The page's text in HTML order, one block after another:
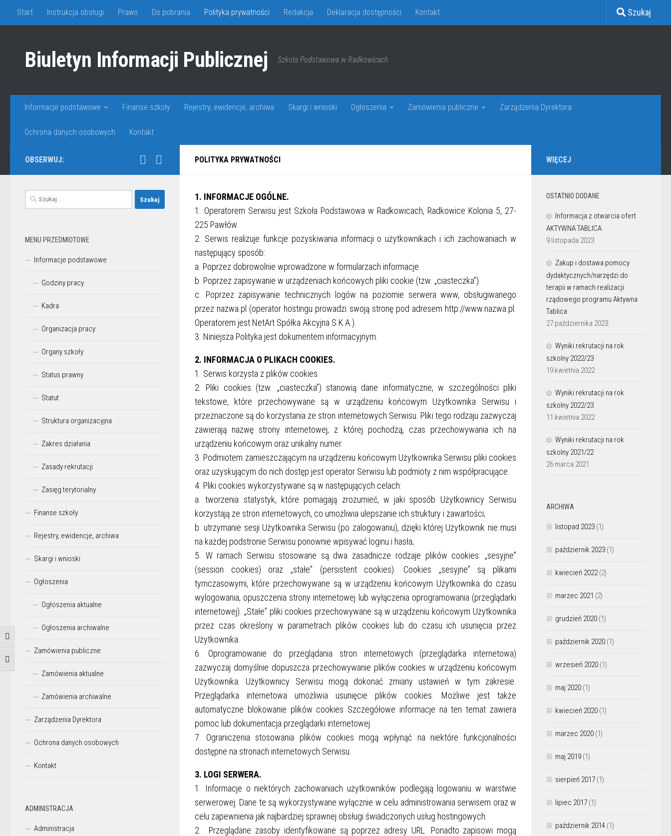
Przełącz wysoki kontrast
Zmień rozmiar czcionek
Skip to content
Start Instrukcja obsługi Prawo Do pobrania Polityka prywatności Redakcja Deklaracja dostępności Kontakt Szukaj
Biuletyn Informacji Publicznej Szkoła Podstawowa w Radkowicach
Informacje podstawowe Finanse szkoły Rejestry, ewidencje, archiwa Skargi i wnioski Ogłoszenia Zamówienia publiczne Zarządzenia Dyrektora
Ochrona danych osobowych Kontakt
POLITYKA PRYWATNOŚCI
1. INFORMACJE OGÓLNE.
1. Operatorem Serwisu jest Szkoła Podstawowa w Radkowicach, Radkowice Kolonia 5, 27-
225 Pawłów.
2. Serwis realizuje funkcje pozyskiwania informacji o użytkownikach i ich zachowaniach w
następujący sposób:
a. Poprzez dobrowolnie wprowadzone w formularzach informacje
b. Poprzez zapisywanie w urządzeniach końcowych pliki cookie (tzw. „ciasteczka”).
c. Poprzez zapisywanie technicznych logów na poziomie serwera www, obsługiwanego
przez nazwa.pl (operator hostingu prowadzi swoją stronę pod adresem http://www.nazwa.pl.
Operatorem jest NetArt Spółka Akcyjna S.K.A.).
3. Niniejsza Polityka jest dokumentem informacyjnym.
2. INFORMACJA O PLIKACH COOKIES.
1. Serwis korzysta z plików cookies.
2. Pliki cookies (tzw. „ciasteczka”) stanowią dane informatyczne, w szczególności pliki
tekstowe, które przechowywane są w urządzeniu końcowym Użytkownika Serwisu i
przeznaczone są do korzystania ze stron internetowych Serwisu. Pliki tego rodzaju zazwyczaj
zawierają nazwę strony internetowej, z której pochodzą, czas przechowywania ich na
urządzeniu końcowym oraz unikalny numer.
3. Podmiotem zamieszczającym na urządzeniu końcowym Użytkownika Serwisu pliki cookies
oraz uzyskującym do nich dostęp jest operator Serwisu lub podmioty z nim współpracujące.
4. Pliki cookies wykorzystywane są w następujących celach:
a. tworzenia statystyk, które pomagają zrozumieć, w jaki sposób Użytkownicy Serwisu
korzystają ze stron internetowych, co umożliwia ulepszanie ich struktury i zawartości;
b. utrzymanie sesji Użytkownika Serwisu (po zalogowaniu), dzięki której Użytkownik nie musi
na każdej podstronie Serwisu ponownie wpisywać loginu i hasła;
5. W ramach Serwisu stosowane są dwa zasadnicze rodzaje plików cookies: „sesyjne”
(session cookies) oraz „stałe” (persistent cookies). Cookies „sesyjne” są plikami
tymczasowymi, które przechowywane są w urządzeniu końcowym Użytkownika do czasu
wylogowania, opuszczenia strony internetowej lub wyłączenia oprogramowania (przeglądarki
internetowej). „Stałe” pliki cookies przechowywane są w urządzeniu końcowym Użytkownika
przez czas określony w parametrach plików cookies lub do czasu ich usunięcia przez
Użytkownika.
6. Oprogramowanie do przeglądania stron internetowych (przeglądarka internetowa)
zazwyczaj domyślnie dopuszcza przechowywanie plików cookies w urządzeniu końcowym
Użytkownika. Użytkownicy Serwisu mogą dokonać zmiany ustawień w tym zakresie.
Przeglądarka internetowa umożliwia usunięcie plików cookies. Możliwe jest także
automatyczne blokowanie plików cookies Szczegółowe informacje na ten temat zawiera
pomoc lub dokumentacja przeglądarki internetowej.
7. Ograniczenia stosowania plików cookies mogą wpłynąć na niektóre funkcjonalności
dostępne na stronach internetowych Serwisu.
3. LOGI SERWERA.
1. Informacje o niektórych zachowaniach użytkowników podlegają logowaniu w warstwie
serwerowej. Dane te są wykorzystywane wyłącznie w celu administrowania serwisem oraz w
celu zapewnienia jak najbardziej sprawnej obsługi świadczonych usług hostingowych.
2. Przeglądane zasoby identyfikowane są poprzez adresy URL. Ponadto zapisowi mogą
OBSERWUJ:
Szukaj:
MENU PRZEDMIOTOWE
Informacje podstawowe
Godziny pracy
Kadra
Organizacja pracy
Organy szkoły
Status prawny
Statut
Struktura organizacyjna
Zakres działania
Zasady rekrutacji
Zasięg terytorialny
Finanse szkoły
Rejestry, ewidencje, archiwa
Skargi i wnioski
Ogłoszenia
Ogłoszenia aktualne
Ogłoszenia archiwalne
Zamówienia publiczne
Zamówienia aktualne
Zamówienia archiwalne
Zarządzenia Dyrektora
Ochrona danych osobowych
Kontakt
ADMINISTRACJA
Administracja
WIĘCEJ
OSTATNIO DODANE
Informacja z otwarcia ofert
AKTYWNA TABLICA
9 listopada 2023
Zakup i dostawa pomocy
dydaktycznych/narzędzi do
terapii w ramach realizacji
rządowego programu Aktywna
Tablica
27 października 2023
Wyniki rekrutacji na rok
szkolny 2022/23
19 kwietnia 2022
Wyniki rekrutacji na rok
szkolny 2022/23
11 kwietnia 2022
Wyniki rekrutacji na rok
szkolny 2021/22
26 marca 2021
ARCHIWA
listopad 2023 (1)
październik 2023 (1)
kwiecień 2022(2)
marzec 2021 (2)
grudzień 2020 (1)
październik 2020 (1)
wrzesień 2020 (1)
maj 2020 (1)
kwiecień 2020 (1)
marzec 2020 (1)
maj 2019 (1)
sierpień 2017 (1)
lipiec 2017 (1)
październik 2014 (1)